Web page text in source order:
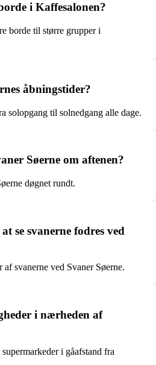
i Kaffesalonen?
borde til større grupper i
åbningstider?
solopgang til solnedgang alle dage.
Søerne om aftenen?
døgnet rundt.
se svanerne fodres ved
svanerne ved Svaner Søerne.
i nærheden af
i gåafstand fra